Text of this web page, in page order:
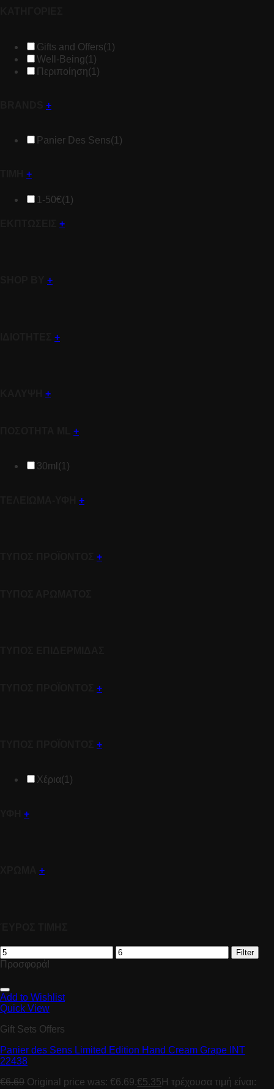
Gifts and Offers(1)
Well-Being(1)
Περιποίηση(1)
+
Panier Des Sens(1)
+
1-50€(1)
+
+
+
+
+
30ml (1)
+
+
+
+
Χέρια(1)
+
+
Filter
Προσφορά!
Add to Wishlist
Quick View
Gift Sets Offers
Panier des Sens Limited Edition Hand Cream Grape INT
22438
€6.69 Original price was: €6.69.€5.35 Η τρέχουσα τιμή είναι: